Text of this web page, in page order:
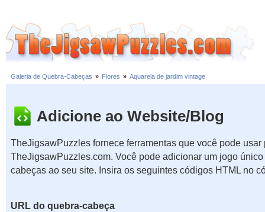
Galeria de Quebra-Cabeças » Flores » Aquarela de jardim vintage
Adicione ao Website/Blog
TheJigsawPuzzles fornece ferramentas que você pode usar
TheJigsawPuzzles.com. Você pode adicionar um jogo
cabeças ao seu site. Insira os seguintes códigos HTML no
URL do quebra-cabeça